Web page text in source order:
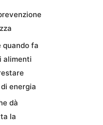
quando fa
alimenti
energia
dà
la